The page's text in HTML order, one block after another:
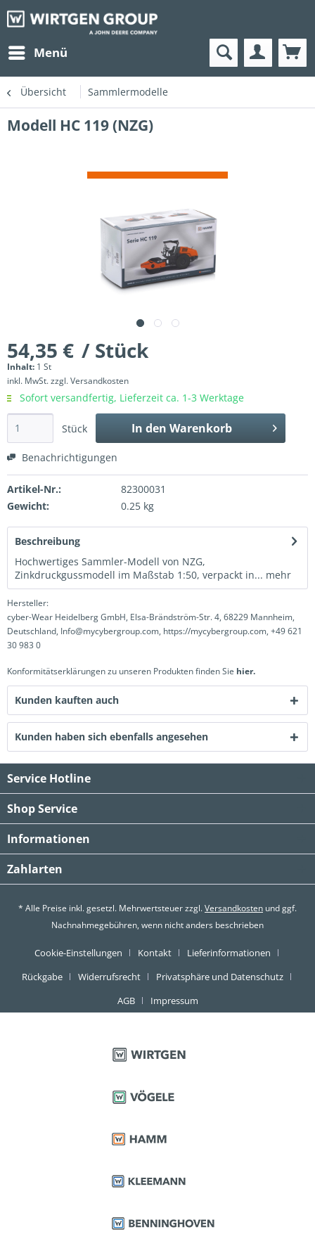
Menü
Übersicht Sammlermodelle
Modell HC 119 (NZG)
54,35 € / Stück
Inhalt: 1 St
inkl. MwSt.zzgl. Versandkosten
Sofort versandfertig, Lieferzeit ca. 1-3 Werktage
Stück In den Warenkorb
Benachrichtigungen
Artikel-Nr.:
82300031
Gewicht:
0.25 kg
Beschreibung
Hochwertiges Sammler-Modell von NZG,
Zinkdruckgussmodell im Maßstab 1:50, verpackt in... mehr
Hersteller:
cyber-Wear Heidelberg GmbH, Elsa-Brändström-Str. 4, 68229 Mannheim,
Deutschland, Info@mycybergroup.com, https://mycybergroup.com, +49 621
30 983 0
Konformitätserklärungen zu unseren Produkten finden Sie hier.
Kunden kauften auch
Kunden haben sich ebenfalls angesehen
Service Hotline
Shop Service
Informationen
Zahlarten
* Alle Preise inkl. gesetzl. Mehrwertsteuer zzgl.Versandkosten und ggf.
Nachnahmegebühren, wenn nicht anders beschrieben
Cookie-Einstellungen Kontakt
Lieferinformationen
Rückgabe
Widerrufsrecht
Privatsphäre und Datenschutz
AGB
Impressum